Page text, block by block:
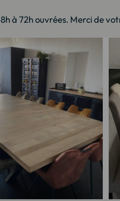
à 72h ouvrées. Merci de